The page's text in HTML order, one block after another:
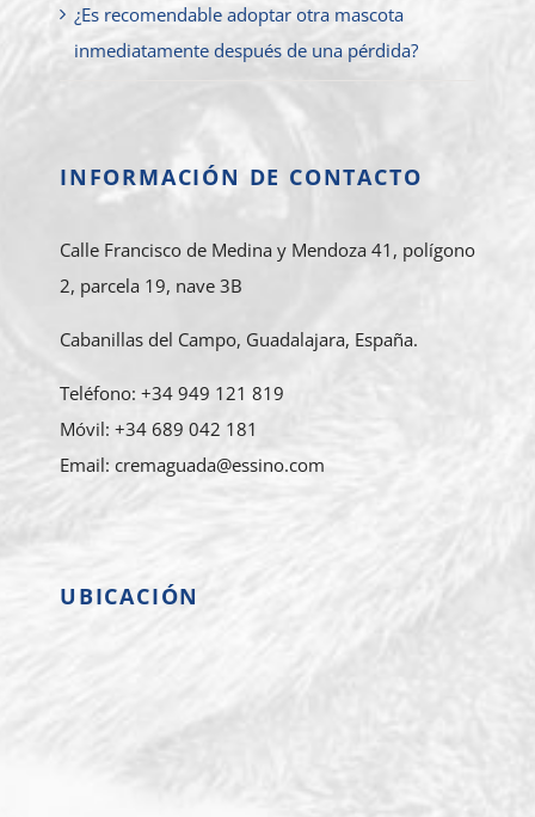
¿Es recomendable adoptar otra mascota
inmediatamente después de una pérdida?
INFORMACIÓN DE CONTACTO
Calle Francisco de Medina y Mendoza 41, polígono
2, parcela 19, nave 3B
Cabanillas del Campo, Guadalajara, España.
Teléfono: +34 949 121 819
Móvil: +34 689 042 181
Email: cremaguada@essino.com
UBICACIÓN